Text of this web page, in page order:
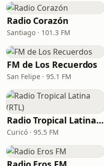
Radio Corazón
Santiago · 101.3 FM
FM de Los Recuerdos
San Felipe · 95.1 FM
Radio Tropical Latina (RTL)
Curicó · 95.5 FM